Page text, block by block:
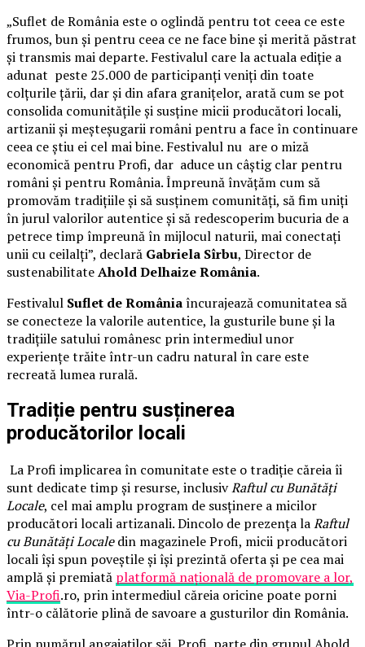
„Suflet de România este o oglindă pentru tot ceea ce este
frumos, bun și pentru ceea ce ne face bine și merită păstrat
și transmis mai departe. Festivalul care la actuala ediție a
adunat peste 25.000 de participanți veniți din toate
colțurile țării, dar și din afara granițelor, arată cum se pot
consolida comunitățile și susține micii producători locali,
artizanii și meșteșugarii români pentru a face în continuare
ceea ce știu ei cel mai bine. Festivalul nu are o miză
economică pentru Profi, dar aduce un câștig clar pentru
români și pentru România. Împreună învățăm cum să
promovăm tradițiile și să susținem comunități, să fim uniți
în jurul valorilor autentice și să redescoperim bucuria de a
petrece timp împreună în mijlocul naturii, mai conectați
unii cu ceilalți”, declară Gabriela Sîrbu, Director de
sustenabilitateAhold Delhaize România.
Festivalul Suflet de Româniaîncurajează comunitatea să
se conecteze la valorile autentice, la gusturile bune și la
tradițiile satului românesc prin intermediul unor
experiențe trăite într-un cadru natural în care este
recreată lumea rurală.
Tradiție pentru susținerea
producătorilor locali
La Profi implicarea în comunitate este o tradiție căreia îi
sunt dedicate timp și resurse, inclusivRaftul cu Bunătăți
Locale, cel mai amplu program de susținere a micilor
producători locali artizanali. Dincolo de prezența laRaftul
cu Bunătăți Localedin magazinele Profi, micii producători
locali își spun poveștile și își prezintă oferta și pe cea mai
amplă și premiată platformă națională de promovare a lor,
Via-Profi.ro, prin intermediul căreia oricine poate porni
într-o călătorie plină de savoare a gusturilor din România.